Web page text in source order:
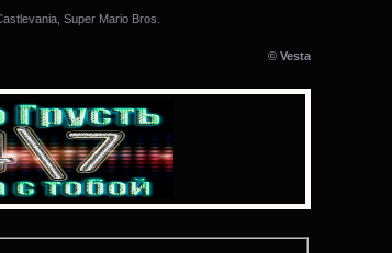
Super Mario Bros.
© Vesta